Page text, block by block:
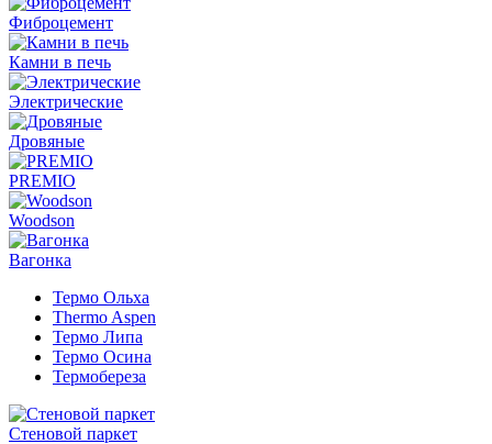
Фиброцемент
Камни в печь
Электрические
Дровяные
PREMIO
Woodson
Вагонка
Термо Ольха
Thermo Aspen
Термо Липа
Термо Осина
Термобереза
Стеновой паркет